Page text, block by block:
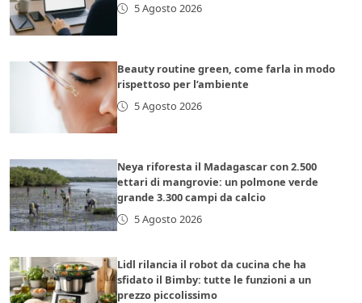
5 Agosto 2026
Beauty routine green, come farla in modo
rispettoso per l’ambiente
5 Agosto 2026
Neya riforesta il Madagascar con 2.500
ettari di mangrovie: un polmone verde
grande 3.300 campi da calcio
5 Agosto 2026
Lidl rilancia il robot da cucina che ha
sfidato il Bimby: tutte le funzioni a un
prezzo piccolissimo